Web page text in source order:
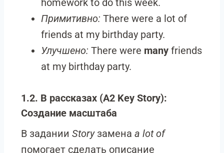
homework to do this week.
Примитивно: There were a lot of
friends at my birthday party.
Улучшено: There were many friends
at my birthday party.
1.2. В рассказах (A2 Key Story):
Создание масштаба
В задании Storyзамена a lot of
помогает сделать описание